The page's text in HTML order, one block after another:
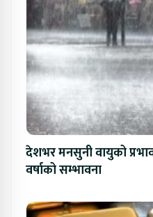
देशभर मनसुनी वायुको
वर्षाको सम्भावना